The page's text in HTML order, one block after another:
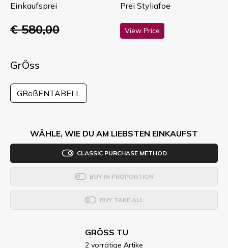
Einkaufsprei
€ 580,00
Prei Styliafoe
View Price
GrÖss
GRößENTABELL
WÄHLE, WIE DU AM LIEBSTEN EINKAUFST
CLASSIC PURCHASE METHOD
BUY IN PROPORTION
BUY TAKE ALL
GRÖSS TU
2 vorrätige Artike